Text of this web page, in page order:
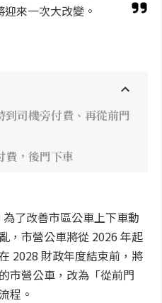
來一次大改變。
司機旁付費、再從前門
費，後門下車
了改善市區公車上下車動
，市營公車將從 2026 年起
2028 財政年度結束前，將
市營公車，改為「從前門
程。